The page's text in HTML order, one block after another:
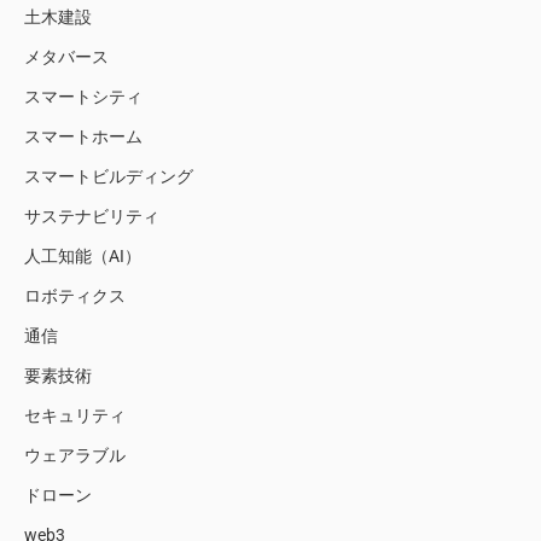
土木建設
メタバース
スマートシティ
スマートホーム
スマートビルディング
サステナビリティ
人工知能（AI）
ロボティクス
通信
要素技術
セキュリティ
ウェアラブル
ドローン
web3